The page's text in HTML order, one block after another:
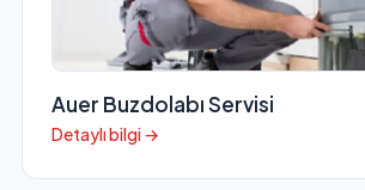
Auer Buzdolabı Servisi
Detaylı bilgi →